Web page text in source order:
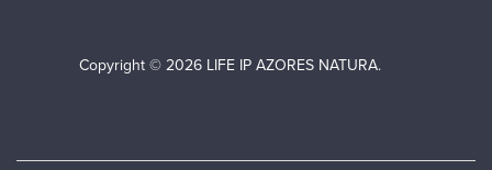
Copyright © 2026 LIFE IP AZORES NATURA.